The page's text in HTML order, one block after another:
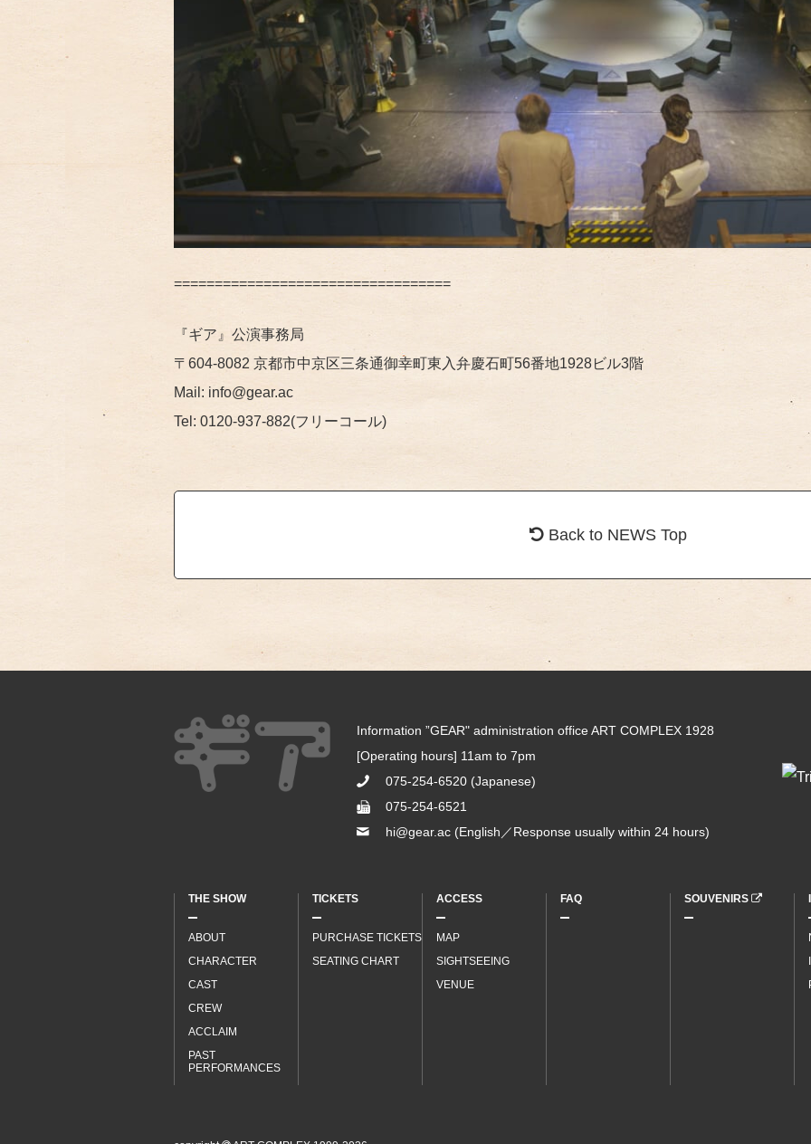
==================================
『ギア』公演事務局
〒604-8082 京都市中京区三条通御幸町東入弁慶石町56番地1928ビル3階
Mail: info@gear.ac
Tel: 0120-937-882(フリーコール)
Back to NEWS Top
Information ”GEAR" administration office ART COMPLEX 1928
[Operating hours] 11am to 7pm
075-254-6520 (Japanese)
075-254-6521
hi@gear.ac (English／Response usually within 24 hours)
THE SHOW
ABOUT
CHARACTER
CAST
CREW
ACCLAIM
PAST
PERFORMANCES
TICKETS
PURCHASE TICKETS
SEATING CHART
ACCESS
MAP
SIGHTSEEING
VENUE
FAQ SOUVENIRS